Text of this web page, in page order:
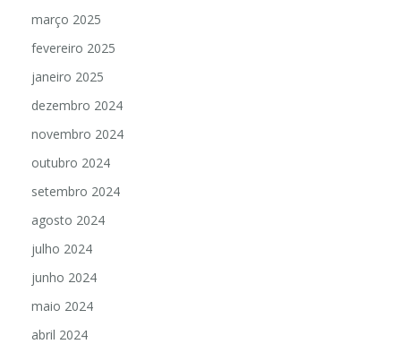
março 2025
fevereiro 2025
janeiro 2025
dezembro 2024
novembro 2024
outubro 2024
setembro 2024
agosto 2024
julho 2024
junho 2024
maio 2024
abril 2024